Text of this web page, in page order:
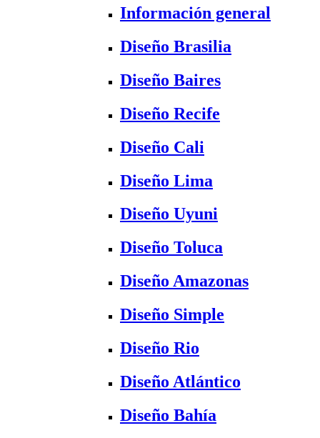
Información general
Diseño Brasilia
Diseño Baires
Diseño Recife
Diseño Cali
Diseño Lima
Diseño Uyuni
Diseño Toluca
Diseño Amazonas
Diseño Simple
Diseño Rio
Diseño Atlántico
Diseño Bahía